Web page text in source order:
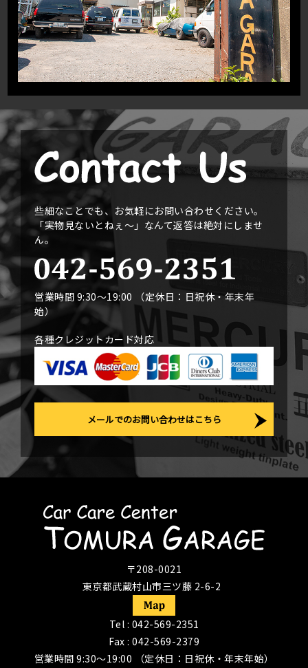
些細なことでも、お気軽にお問い合わせください。
「実物見ないとねぇ〜」なんて返答は絶対にしませ
ん。
営業時間 9:30〜19:00 （定休日：日祝休・年末年
始）
各種クレジットカード対応
メールでのお問い合わせはこちら
〒208-0021
東京都武蔵村山市三ツ藤 2-6-2
Tel : 042-569-2351
Fax : 042-569-2379
営業時間 9:30〜19:00 （定休日：日祝休・年末年始）